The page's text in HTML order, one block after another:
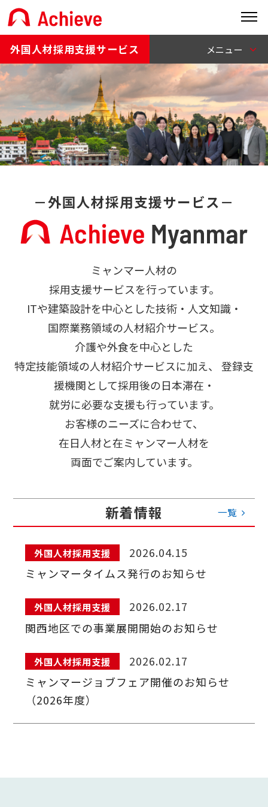
外国人材採用支援サービス
－外国人材採用支援サービス－
ミャンマー人材の
採用支援サービスを行っています。
ITや建築設計を中心とした技術・人文知識・
国際業務領域の人材紹介サービス。
介護や外食を中心とした
特定技能領域の人材紹介サービスに加え、
登録支
援機関として採用後の日本滞在・
就労に必要な支援も行っています。
お客様のニーズに合わせて、
在日人材と在ミャンマー人材を
両面でご案内しています。
新着情報 一覧
外国人材採用支援
2026.04.15
ミャンマータイムス発行のお知らせ
外国人材採用支援
2026.02.17
関西地区での事業展開開始のお知らせ
外国人材採用支援
2026.02.17
ミャンマージョブフェア開催のお知らせ
（2026年度）